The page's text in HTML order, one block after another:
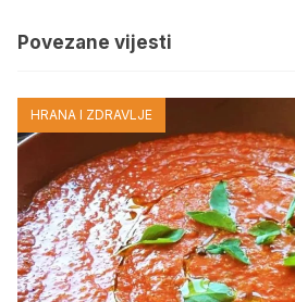
Povezane vijesti
HRANA I ZDRAVLJE